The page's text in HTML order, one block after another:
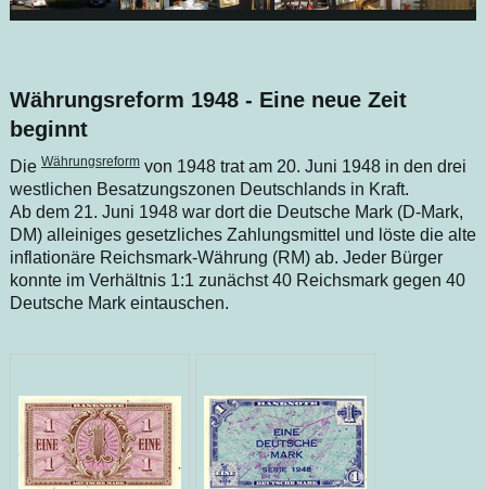
Währungsreform 1948 - Eine neue Zeit
beginnt
Die Währungsreformvon 1948 trat am 20. Juni 1948 in den drei
westlichen Besatzungszonen Deutschlands in Kraft.
Ab dem 21. Juni 1948 war dort die Deutsche Mark (D-Mark,
DM) alleiniges gesetzliches Zahlungsmittel und löste die alte
inflationäre Reichsmark-Währung (RM) ab. Jeder Bürger
konnte im Verhältnis 1:1 zunächst 40 Reichsmark gegen 40
Deutsche Mark eintauschen.